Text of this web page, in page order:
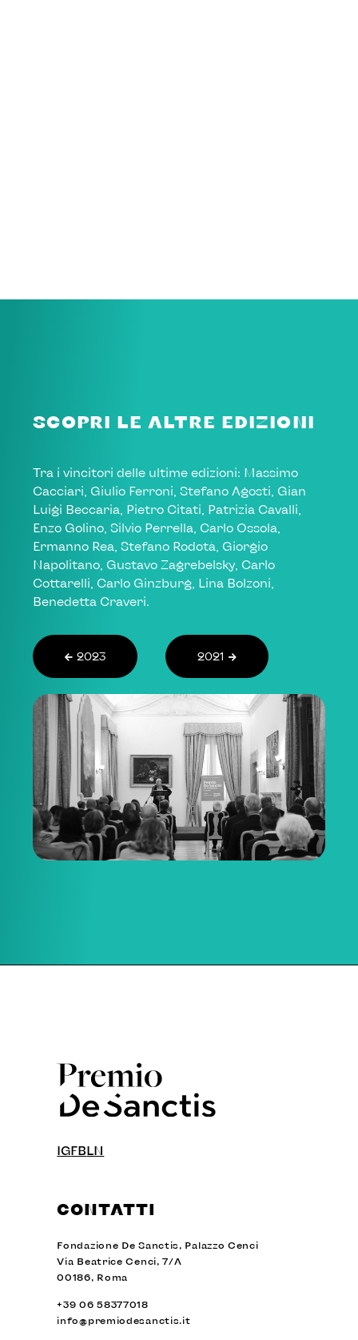
SCOPRI LE ALTRE EDIZIONI
Tra i vincitori delle ultime edizioni: Massimo
Cacciari, Giulio Ferroni, Stefano Agosti, Gian
Luigi Beccaria, Pietro Citati, Patrizia Cavalli,
Enzo Golino, Silvio Perrella, Carlo Ossola,
Ermanno Rea, Stefano Rodotà, Giorgio
Napolitano, Gustavo Zagrebelsky, Carlo
Cottarelli, Carlo Ginzburg, Lina Bolzoni,
Benedetta Craveri.
2023 2021
IGFBLN
CONTATTI
Fondazione De Sanctis, Palazzo Cenci
Via Beatrice Cenci, 7/A
00186, Roma
+39 06 58377018
info@premiodesanctis.it